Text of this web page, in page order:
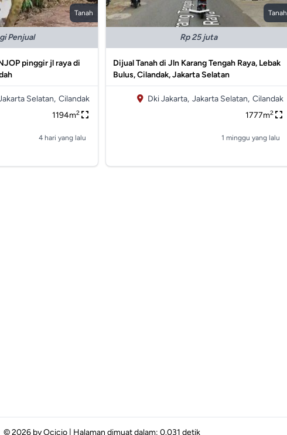
Tanah
Penjual
pinggir jl raya di
Selatan, Cilandak
1194m2
4 hari yang lalu
Tanah
Rp 25 juta
Dijual Tanah di Jln Karang Tengah Raya, Lebak
Bulus, Cilandak, Jakarta Selatan
Dki Jakarta, Jakarta Selatan, Cilandak
1777m2
1 minggu yang lalu
© 2026 byOcicio Halaman dimuat dalam: 0.031 detik